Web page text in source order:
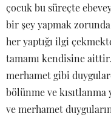
çocuk bu süreçte
bir şey yapmak
her yaptığı ilgi
tamamı kendisine
merhamet gibi
bölünme ve
ve merhamet